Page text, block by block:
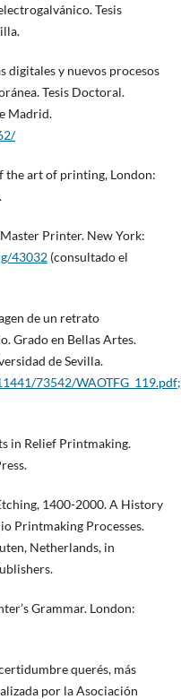
Tesis
digitales y nuevos procesos
Tesis Doctoral.
Madrid.
the art of printing, London:
Printer. New York:
43032(consultado el
de un retrato
Grado en Bellas Artes.
de Sevilla.
73542/
in Relief Printmaking.
1400-2000. A History
Printmaking Processes.
Netherlands, in
Grammar. London:
querés, más
por la Asociación